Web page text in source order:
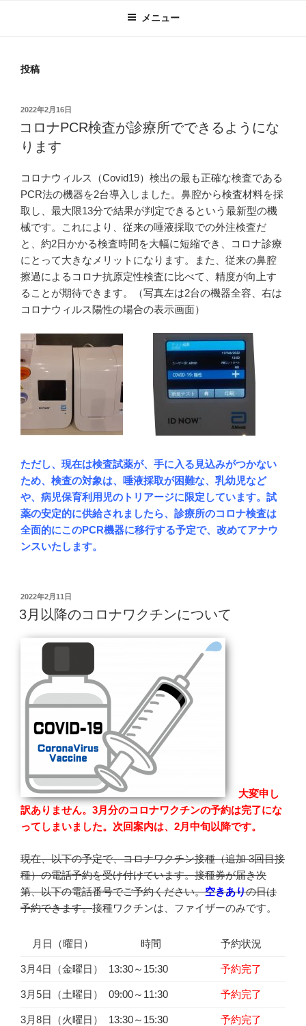
メニュー
投稿
投
日:
2022年2月16日
コロナPCR検査が診療所でできるようにな
ります
コロナウィルス（Covid19）検出の最も正確な検査である
PCR法の機器を2台導入しました。鼻腔から検査材料を採
取し、最大限13分で結果が判定できるという最新型の機
械です。これにより、従来の唾液採取での外注検査だ
と、約2日かかる検査時間を大幅に短縮でき、コロナ診療
にとって大きなメリットになります。また、従来の鼻腔
擦過によるコロナ抗原定性検査に比べて、精度が向上す
ることが期待できます。（写真左は2台の機器全容、右は
コロナウィルス陽性の場合の表示画面）
ただし、現在は検査試薬が、手に入る見込みがつかない
ため、検査の対象は、唾液採取が困難な、乳幼児など
や、病児保育利用児のトリアージに限定しています。試
薬の安定的に供給されましたら、診療所のコロナ検査は
全面的にこのPCR機器に移行する予定で、改めてアナウ
ンスいたします。
投
稿
日:
2022年2月11日
3月以降のコロナワクチンについて
大変申し
訳ありません。3月分のコロナワクチンの予約は完了にな
ってしまいました。次回案内は、2月中旬以降です。
現在、以下の予定で、コロナワクチン接種（追加 3回目接
種）の電話予約を受け付けています。接種券が届き次
第、以下の電話番号でご予約ください。空きありの日は
予約できます。接種ワクチンは、ファイザーのみです。
月日（曜日） 時間 予約状況
3月4日（金曜日） 13:30～15:30 予約完了
3月5日（土曜日） 09:00～11:30 予約完了
3月8日（火曜日） 13:30～15:30 予約完了